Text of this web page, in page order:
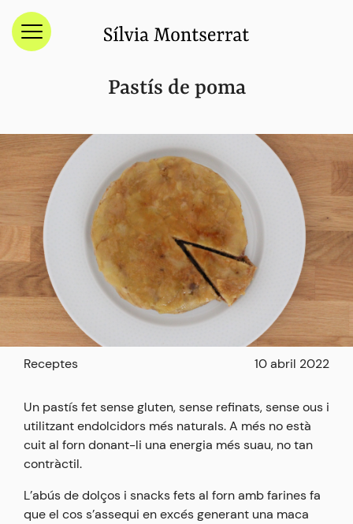
Menú
Pastís de poma
Receptes 10 abril 2022
Un pastís fet sense gluten, sense refinats, sense ous i
utilitzant endolcidors més naturals. A més no està
cuit al forn donant-li una energia més suau, no tan
contràctil.
L’abús de dolços i snacks fets al forn amb farines fa
que el cos s’assequi en excés generant una maca